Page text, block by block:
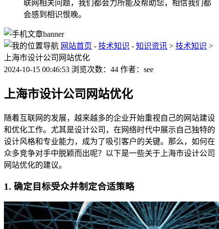
联网相关问题，我们都会力所能及帮助您，相信我们都
会感到相识恨晚。
网站首页 - 技术知识 - 知识资讯 > 技术知识 >
上海市设计公司网站优化
2024-10-15 00:46:53 浏览次数：44 作者：see
上海市设计公司网站优化
随着互联网的发展，越来越多的企业开始重视自己的网站建设
和优化工作。尤其是设计公司，在网络时代中展示自己独特的
设计风格和专业能力，成为了吸引客户的关键。那么，如何在
众多竞争对手中脱颖而出呢？以下是一些关于上海市设计公司
网站优化的建议。
1. 确定目标受众并制定合适策略